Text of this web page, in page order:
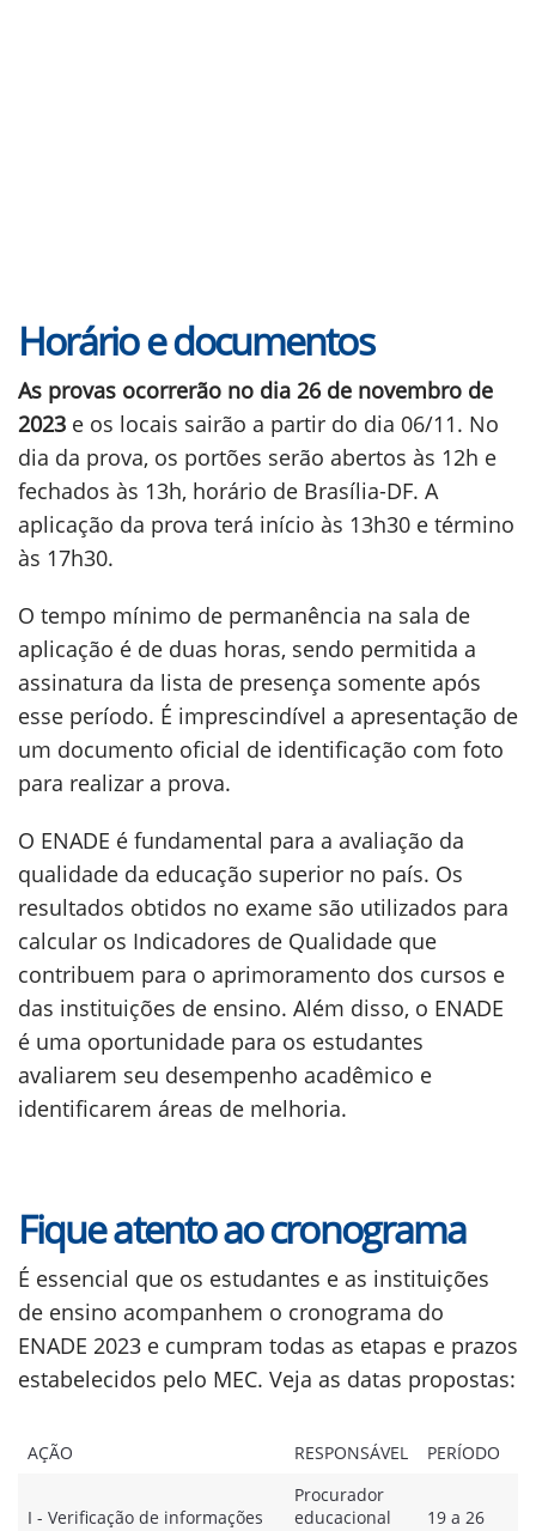
Horário e documentos
As provas ocorrerão no dia 26 de novembro de
2023 e os locais sairão a partir do dia 06/11. No
dia da prova, os portões serão abertos às 12h e
fechados às 13h, horário de Brasília-DF. A
aplicação da prova terá início às 13h30 e término
às 17h30.
O tempo mínimo de permanência na sala de
aplicação é de duas horas, sendo permitida a
assinatura da lista de presença somente após
esse período. É imprescindível a apresentação de
um documento oficial de identificação com foto
para realizar a prova.
O ENADE é fundamental para a avaliação da
qualidade da educação superior no país. Os
resultados obtidos no exame são utilizados para
calcular os Indicadores de Qualidade que
contribuem para o aprimoramento dos cursos e
das instituições de ensino. Além disso, o ENADE
é uma oportunidade para os estudantes
avaliarem seu desempenho acadêmico e
identificarem áreas de melhoria.
Fique atento ao cronograma
É essencial que os estudantes e as instituições
de ensino acompanhem o cronograma do
ENADE 2023 e cumpram todas as etapas e prazos
estabelecidos pelo MEC. Veja as datas propostas:
AÇÃO RESPONSÁVEL PERÍODO
I - Verificação de informações
Procurador
educacional
19 a 26